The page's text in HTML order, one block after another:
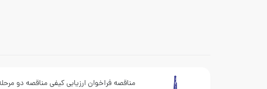
مناقصه فراخوان ارزیابی کیفی مناقصه دو